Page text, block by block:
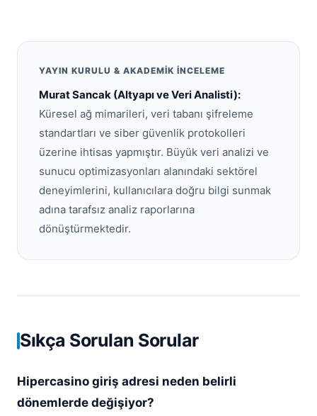
YAYIN KURULU & AKADEMIK İNCELEME
Murat Sancak (Altyapı ve Veri Analisti):
Küresel ağ mimarileri, veri tabanı şifreleme
standartları ve siber güvenlik protokolleri
üzerine ihtisas yapmıştır. Büyük veri analizi ve
sunucu optimizasyonları alanındaki sektörel
deneyimlerini, kullanıcılara doğru bilgi sunmak
adına tarafsız analiz raporlarına
dönüştürmektedir.
Sıkça Sorulan Sorular
Hipercasino giriş adresi neden belirli
dönemlerde değişiyor?